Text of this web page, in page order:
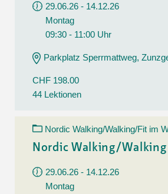
29.06.26 - 14.12.26
Montag
09:30 - 11:00 Uhr
Parkplatz Sperrmattweg,
CHF 198.00
44 Lektionen
Nordic Walking/Walking/Fit im
Nordic Walking/Walking
29.06.26 - 14.12.26
Montag